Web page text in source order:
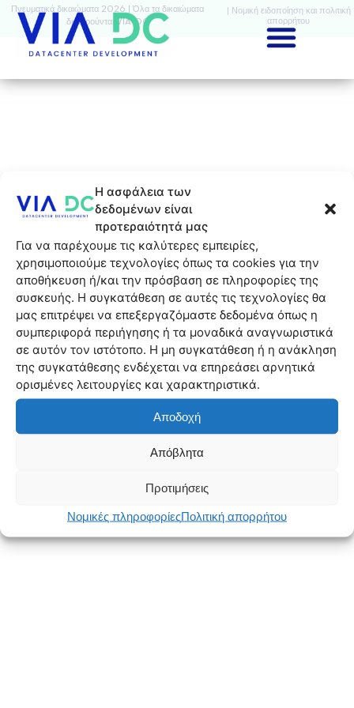
Η ασφάλεια των
δεδομένων είναι
προτεραιότητά μας
Για να παρέχουμε τις καλύτερες εμπειρίες,
χρησιμοποιούμε τεχνολογίες όπως τα cookies για την
αποθήκευση ή/και την πρόσβαση σε πληροφορίες της
συσκευής. Η συγκατάθεση σε αυτές τις τεχνολογίες θα
μας επιτρέψει να επεξεργαζόμαστε δεδομένα όπως η
συμπεριφορά περιήγησης ή τα μοναδικά αναγνωριστικά
σε αυτόν τον ιστότοπο. Η μη συγκατάθεση ή η ανάκληση
της συγκατάθεσης ενδέχεται να επηρεάσει αρνητικά
ορισμένες λειτουργίες και χαρακτηριστικά.
Αποδοχή
Απόβλητα
Προτιμήσεις
Νομικές πληροφορίεςΠολιτική απορρήτου
Πνευματικά δικαιώματα 2026 | Όλα τα δικαιώματα
διατηρούνται VIA-DC
| Νομική ειδοποίηση και πολιτική
απορρήτου